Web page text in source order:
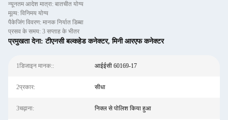
न्यूनतम आदेश मात्रा: बातचीत योग्य
मूल्य: विनिमय योग्य
पैकेजिंग विवरण: मानक निर्यात डिब्बा
प्रसव के समय: 3 सप्ताह के भीतर
प्रमुखता देना:टीएनसी बल्कहेड कनेक्टर,मिनी आरएफ कनेक्टर
1डिजाइन मानक:: आईईसी 60169-17
2प्रकार: सीधा
3चढ़ाना: निक्ल से पोलिश किया हुआ